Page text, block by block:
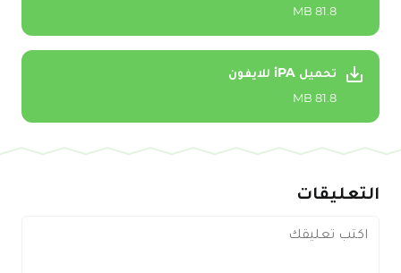
81.8 MB
تحميل iPA للايفون
81.8 MB
التعليقات